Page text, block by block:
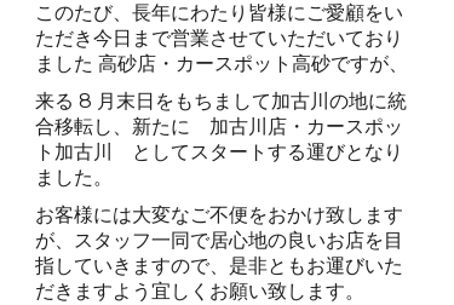
このたび、長年にわたり皆様にご愛顧をい
ただき今日まで営業させていただいており
ました 高砂店・カースポット高砂ですが、
来る 8 月末日をもちまして加古川の地に統
合移転し、新たに 加古川店・カースポッ
ト加古川 としてスタートする運びとなり
ました。
お客様には大変なご不便をおかけ致します
が、スタッフ一同で居心地の良いお店を目
指していきますので、是非ともお運びいた
だきますよう宜しくお願い致します。